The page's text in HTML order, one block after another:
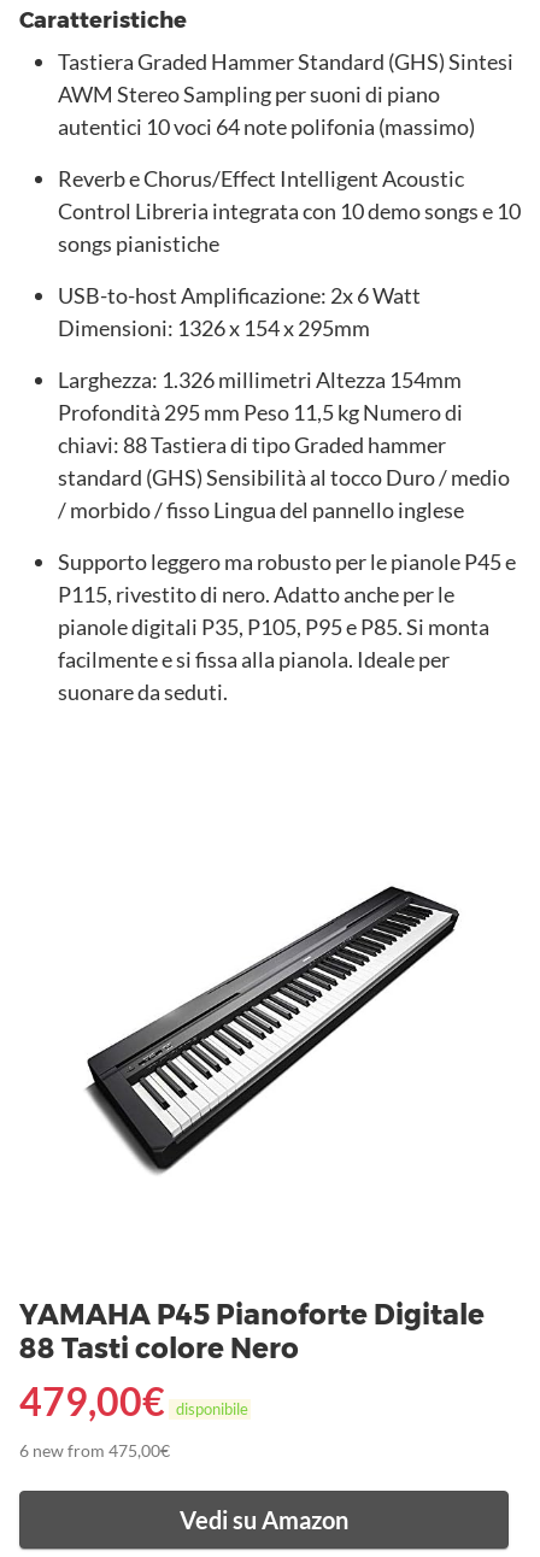
Caratteristiche
Tastiera Graded Hammer Standard (GHS) Sintesi
AWM Stereo Sampling per suoni di piano
autentici 10 voci 64 note polifonia (massimo)
Reverb e Chorus/Effect Intelligent Acoustic
Control Libreria integrata con 10 demo songs e 10
songs pianistiche
USB-to-host Amplificazione: 2x 6 Watt
Dimensioni: 1326 x 154 x 295mm
Larghezza: 1.326 millimetri Altezza 154mm
Profondità 295 mm Peso 11,5 kg Numero di
chiavi: 88 Tastiera di tipo Graded hammer
standard (GHS) Sensibilità al tocco Duro / medio
/ morbido / fisso Lingua del pannello inglese
Supporto leggero ma robusto per le pianole P45 e
P115, rivestito di nero. Adatto anche per le
pianole digitali P35, P105, P95 e P85. Si monta
facilmente e si fissa alla pianola. Ideale per
suonare da seduti.
YAMAHA P45 Pianoforte Digitale
88 Tasti colore Nero
479,00€ disponibile
6 new from 475,00€
Vedi su Amazon